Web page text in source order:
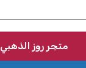
متجر روز الذهبي